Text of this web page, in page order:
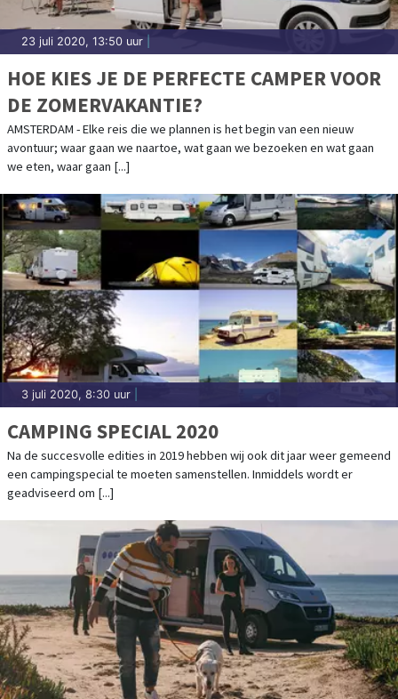
23 juli 2020, 13:50 uur
HOE KIES JE DE PERFECTE CAMPER VOOR
DE ZOMERVAKANTIE?
AMSTERDAM - Elke reis die we plannen is het begin van een nieuw
avontuur; waar gaan we naartoe, wat gaan we bezoeken en wat gaan
we eten, waar gaan [...]
3 juli 2020, 8:30 uur
CAMPING SPECIAL 2020
Na de succesvolle edities in 2019 hebben wij ook dit jaar weer gemeend
een campingspecial te moeten samenstellen. Inmiddels wordt er
geadviseerd om [...]